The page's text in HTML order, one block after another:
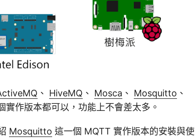
、 HiveMQ 、 Mosca 、 Mosquitto 、
實作版本都可以，功能上不會差太多。
Mosquitto 這一個 MQTT 實作版本的安裝與使